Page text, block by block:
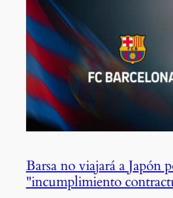
Barsa no viajará a Japón
"incumplimiento